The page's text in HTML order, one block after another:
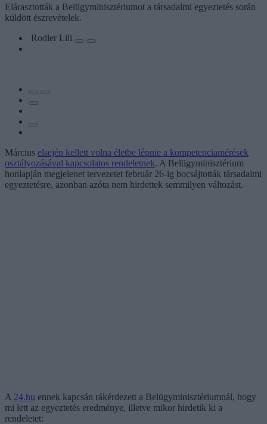
Elárasztották a Belügyminisztériumot a társadalmi egyeztetés során
küldött észrevételek.
Rodler Lili
Március elsején kellett volna életbe lépnie a kompetenciamérések
osztályozásával kapcsolatos rendeletnek. A Belügyminisztérium
honlapján megjelenet tervezetet február 26-ig bocsájtották társadalmi
egyeztetésre, azonban azóta nem hirdettek semmilyen változást.
A 24.hu ennek kapcsán rákérdezett a Belügyminisztériumnál, hogy
mi lett az egyeztetés eredménye, illetve mikor hirdetik ki a
rendeletet: